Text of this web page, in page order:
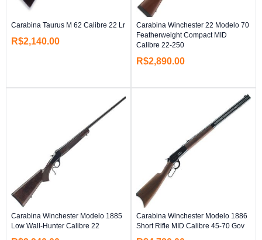
Carabina Taurus M 62 Calibre 22 Lr
R$2,140.00
Carabina Winchester 22 Modelo 70
Featherweight Compact MID
Calibre 22-250
R$2,890.00
Carabina Winchester Modelo 1885
Low Wall-Hunter Calibre 22
Carabina Winchester Modelo 1886
Short Rifle MID Calibre 45-70 Gov